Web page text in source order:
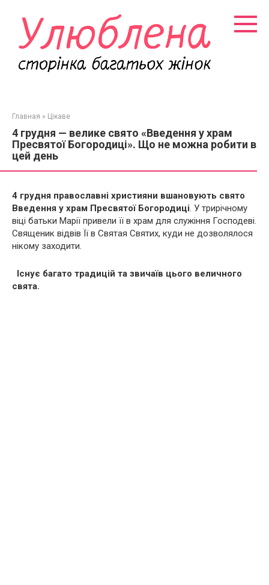
контенту
Главная » Цікаве
4 грудня — велике свято «Введення у храм
Пресвятої Богородиці». Що не можна робити в
цей день
4 грудня православні християни вшановують свято
Введення у храм Пресвятої Богородиці. У трирічному
віці батьки Марії привели її в храм для служіння Господеві.
Священик відвів Її в Святая Святих, куди не дозволялося
нікому заходити.
Існує багато традицій та звичаїв цього величного
свята.